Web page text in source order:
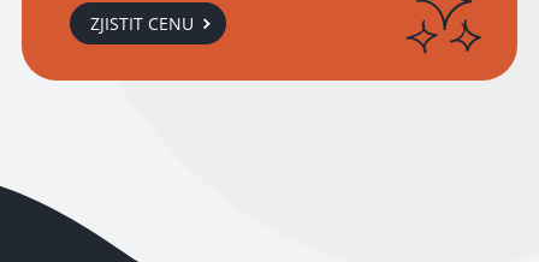
ZJISTIT CENU